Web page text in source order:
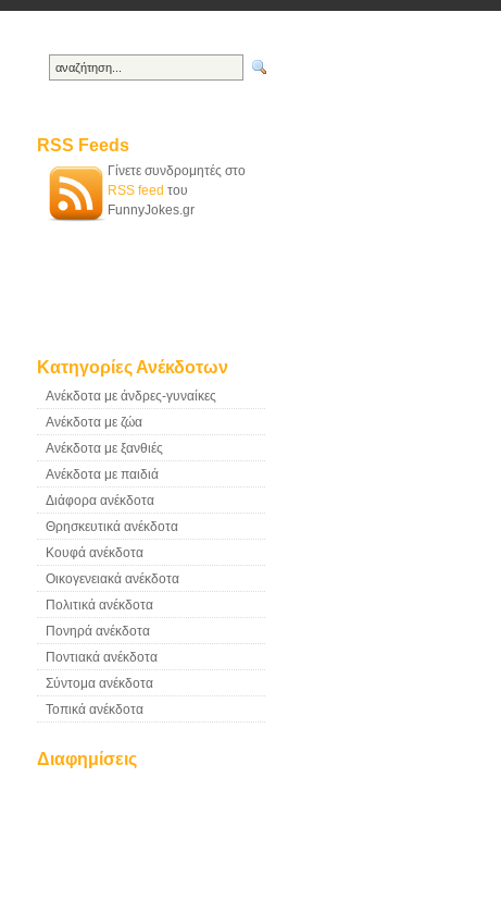
RSS Feeds
Γίνετε συνδρομητές στο
RSS feed του
FunnyJokes.gr
Κατηγορίες Ανέκδοτων
Ανέκδοτα με άνδρες-γυναίκες
Ανέκδοτα με ζώα
Ανέκδοτα με ξανθιές
Ανέκδοτα με παιδιά
Διάφορα ανέκδοτα
Θρησκευτικά ανέκδοτα
Κουφά ανέκδοτα
Οικογενειακά ανέκδοτα
Πολιτικά ανέκδοτα
Πονηρά ανέκδοτα
Ποντιακά ανέκδοτα
Σύντομα ανέκδοτα
Τοπικά ανέκδοτα
Διαφημίσεις